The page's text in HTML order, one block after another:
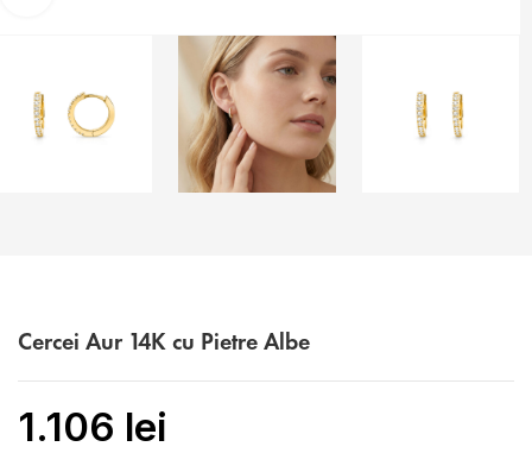
Cercei Aur 14K cu Pietre Albe
1.106 lei